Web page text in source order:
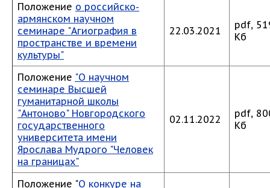
Положение о российско-
армянском научном
семинаре "Агиография в
пространстве и времени
культуры"
22.03.2021
pdf,
Кб
Положение "О научном
семинаре Высшей
гуманитарной школы
"Антоново" Новгородского
государственного
университета имени
Ярослава Мудрого "Человек
на границах"
02.11.2022
pdf,
Кб
Положение "О конкуре на